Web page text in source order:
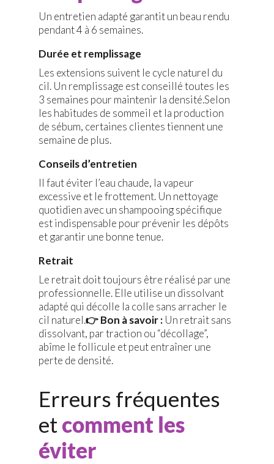
Un entretien adapté garantit un beau rendu
pendant 4 à 6 semaines.
Durée et remplissage
Les extensions suivent le cycle naturel du
cil. Un remplissage est conseillé toutes les
3 semaines pour maintenir la densité.Selon
les habitudes de sommeil et la production
de sébum, certaines clientes tiennent une
semaine de plus.
Conseils d’entretien
Il faut éviter l’eau chaude, la vapeur
excessive et le frottement. Un nettoyage
quotidien avec un shampooing spécifique
est indispensable pour prévenir les dépôts
et garantir une bonne tenue.
Retrait
Le retrait doit toujours être réalisé par une
professionnelle. Elle utilise un dissolvant
adapté qui décolle la colle sans arracher le
cil naturel.👉 Bon à savoir :Un retrait sans
dissolvant, par traction ou “décollage”,
abîme le follicule et peut entraîner une
perte de densité.
Erreurs fréquentes
et comment les
éviter